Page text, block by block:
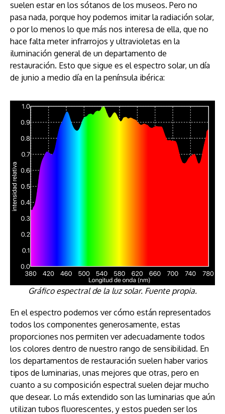
suelen estar en los sótanos de los museos. Pero no
pasa nada, porque hoy podemos imitar la radiación solar,
o por lo menos lo que más nos interesa de ella, que no
hace falta meter infrarrojos y ultravioletas en la
iluminación general de un departamento de
restauración. Esto que sigue es el espectro solar, un día
de junio a medio día en la península ibérica:
Gráfico espectral de la luz solar. Fuente propia.
En el espectro podemos ver cómo están representados
todos los componentes generosamente, estas
proporciones nos permiten ver adecuadamente todos
los colores dentro de nuestro rango de sensibilidad. En
los departamentos de restauración suelen haber varios
tipos de luminarias, unas mejores que otras, pero en
cuanto a su composición espectral suelen dejar mucho
que desear. Lo más extendido son las luminarias que aún
utilizan tubos fluorescentes, y estos pueden ser los